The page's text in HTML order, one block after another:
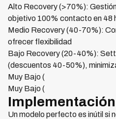
Alto Recovery (>70%):
objetivo 100% contacto en 48
Medio Recovery (40-70%):
ofrecer flexibilidad
Bajo Recovery (20-40%):
(descuentos 40-50%),
Muy Bajo (
Muy Bajo (
Un modelo perfecto es inútil si